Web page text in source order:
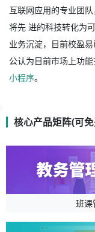
互联网应用的专业团
将先 进的科技转化为
业务沉淀，目前校盈
公认为目前市场上功
小程序。
核心产品矩阵(可
班课